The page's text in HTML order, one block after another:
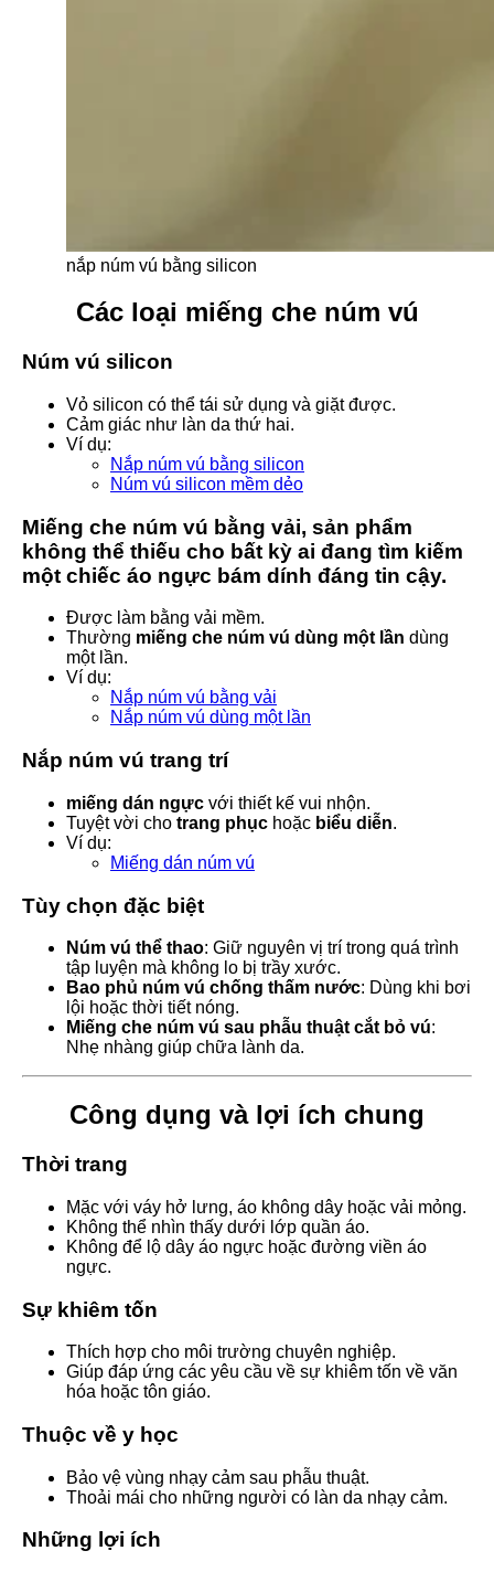
nắp núm vú bằng silicon
Các loại miếng che núm vú
Núm vú silicon
Vỏ silicon có thể tái sử dụng và giặt được.
Cảm giác như làn da thứ hai.
Ví dụ:
Nắp núm vú bằng silicon
Núm vú silicon mềm dẻo
Miếng che núm vú bằng vải, sản phẩm
không thể thiếu cho bất kỳ ai đang tìm kiếm
một chiếc áo ngực bám dính đáng tin cậy.
Được làm bằng vải mềm.
Thường miếng che núm vú dùng một lần dùng
một lần.
Ví dụ:
Nắp núm vú bằng vải
Nắp núm vú dùng một lần
Nắp núm vú trang trí
miếng dán ngực với thiết kế vui nhộn.
Tuyệt vời cho trang phục hoặc biểu diễn.
Ví dụ:
Miếng dán núm vú
Tùy chọn đặc biệt
Núm vú thể thao: Giữ nguyên vị trí trong quá trình
tập luyện mà không lo bị trầy xước.
Bao phủ núm vú chống thấm nước: Dùng khi bơi
lội hoặc thời tiết nóng.
Miếng che núm vú sau phẫu thuật cắt bỏ vú:
Nhẹ nhàng giúp chữa lành da.
Công dụng và lợi ích chung
Thời trang
Mặc với váy hở lưng, áo không dây hoặc vải mỏng.
Không thể nhìn thấy dưới lớp quần áo.
Không để lộ dây áo ngực hoặc đường viền áo
ngực.
Sự khiêm tốn
Thích hợp cho môi trường chuyên nghiệp.
Giúp đáp ứng các yêu cầu về sự khiêm tốn về văn
hóa hoặc tôn giáo.
Thuộc về y học
Bảo vệ vùng nhạy cảm sau phẫu thuật.
Thoải mái cho những người có làn da nhạy cảm.
Những lợi ích